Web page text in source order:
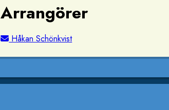
Arrangörer
Håkan Schönkvist